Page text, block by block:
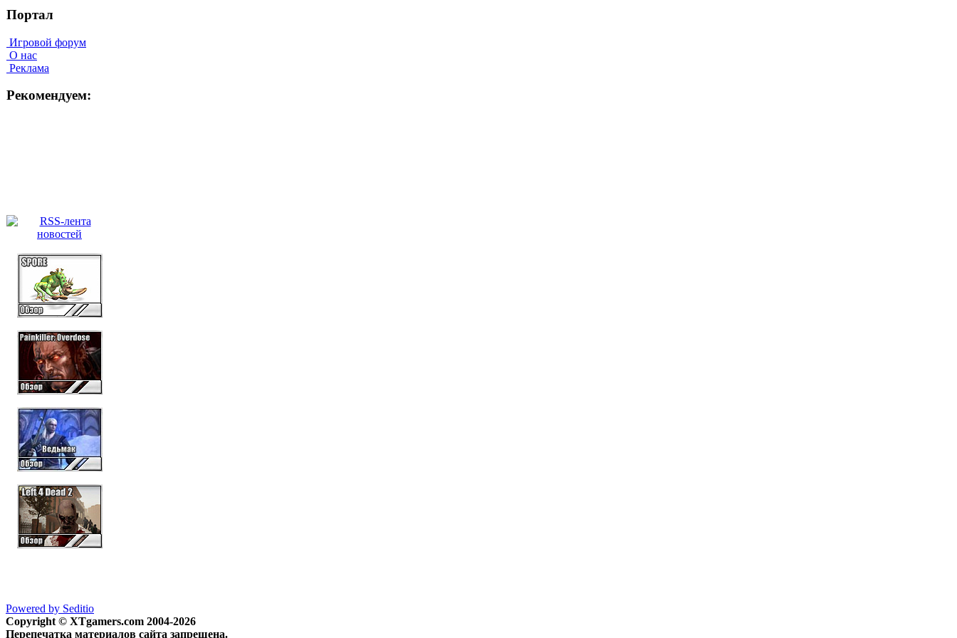
Портал
Игровой форум
О нас
Реклама
Рекомендуем:
Powered by Seditio
Copyright © XTgamers.com 2004-2026
Перепечатка материалов сайта запрещена.